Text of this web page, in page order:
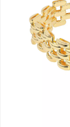
Ziraklar
Bilaguzuklar